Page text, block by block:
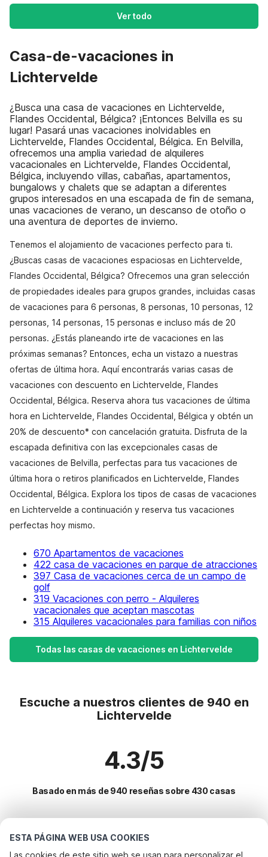
ESTA PÁGINA WEB USA COOKIES
Las cookies de este sitio web se usan para personalizar el
Ver todo
Casa-de-vacaciones in
Lichtervelde
¿Busca una casa de vacaciones en Lichtervelde,
Flandes Occidental, Bélgica? ¡Entonces Belvilla es su
lugar! Pasará unas vacaciones inolvidables en
Lichtervelde, Flandes Occidental, Bélgica. En Belvilla,
ofrecemos una amplia variedad de alquileres
vacacionales en Lichtervelde, Flandes Occidental,
Bélgica, incluyendo villas, cabañas, apartamentos,
bungalows y chalets que se adaptan a diferentes
grupos interesados en una escapada de fin de semana,
unas vacaciones de verano, un descanso de otoño o
una aventura de deportes de invierno.
Tenemos el alojamiento de vacaciones perfecto para ti.
¿Buscas casas de vacaciones espaciosas en Lichtervelde,
Flandes Occidental, Bélgica? Ofrecemos una gran selección
de propiedades ideales para grupos grandes, incluidas casas
de vacaciones para 6 personas, 8 personas, 10 personas, 12
personas, 14 personas, 15 personas e incluso más de 20
personas. ¿Estás planeando irte de vacaciones en las
próximas semanas? Entonces, echa un vistazo a nuestras
ofertas de última hora. Aquí encontrarás varias casas de
vacaciones con descuento en Lichtervelde, Flandes
Occidental, Bélgica. Reserva ahora tus vacaciones de última
hora en Lichtervelde, Flandes Occidental, Bélgica y obtén un
20% de descuento* con cancelación gratuita. Disfruta de la
escapada definitiva con las excepcionales casas de
vacaciones de Belvilla, perfectas para tus vacaciones de
última hora o retiros planificados en Lichtervelde, Flandes
Occidental, Bélgica. Explora los tipos de casas de vacaciones
en Lichtervelde a continuación y reserva tus vacaciones
perfectas hoy mismo.
670 Apartamentos de vacaciones
422 casa de vacaciones en parque de atracciones
397 Casa de vacaciones cerca de un campo de
golf
319 Vacaciones con perro - Alquileres
vacacionales que aceptan mascotas
315 Alquileres vacacionales para familias con niños
Todas las casas de vacaciones en Lichtervelde
Escuche a nuestros clientes de 940 en
Lichtervelde
4.3/5
Basado en más de 940 reseñas sobre 430 casas
Destinos más populares para vacaciones